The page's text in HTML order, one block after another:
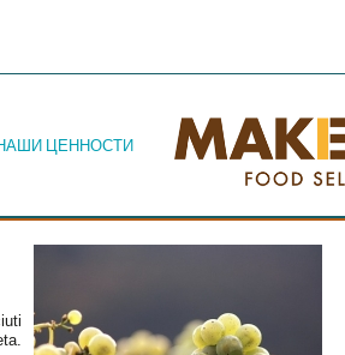
ЦЕННОСТИ